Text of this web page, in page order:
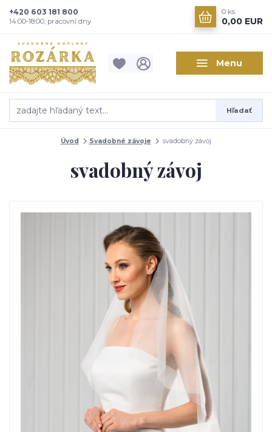
Menu
Hľadať
+420 603 181 800
14:00-18:00, pracovní dny
0 ks
0,00 EUR
Úvod Svadobné závoje svadobný závoj
svadobný závoj